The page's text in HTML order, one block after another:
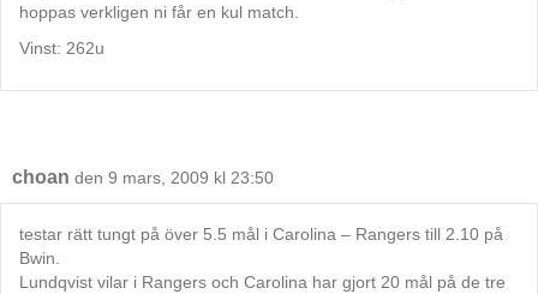
hoppas verkligen ni får en kul match.
Vinst: 262u
choan den 9 mars, 2009 kl 23:50
testar rätt tungt på över 5.5 mål i Carolina – Rangers till 2.10 på
Bwin.
Lundqvist vilar i Rangers och Carolina har gjort 20 mål på de tre